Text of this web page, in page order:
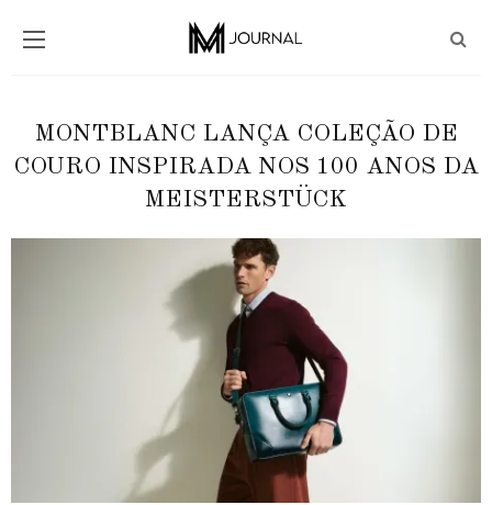
MONTBLANC LANÇA COLEÇÃO DE
COURO INSPIRADA NOS 100 ANOS DA
MEISTERSTÜCK